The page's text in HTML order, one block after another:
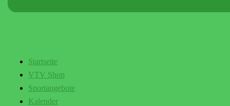
Startseite
VTV Shop
Sportangebote
Kalender